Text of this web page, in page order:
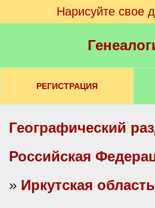
Нарисуйте свое
РЕГИСТРАЦИЯ
Географический
Российская
» Иркутская область